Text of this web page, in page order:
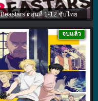
Beastars ตอนที่ 1-12 ซับไทย
จบแล้ว